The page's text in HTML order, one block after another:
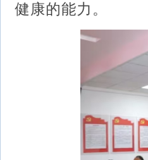
健康的能力。